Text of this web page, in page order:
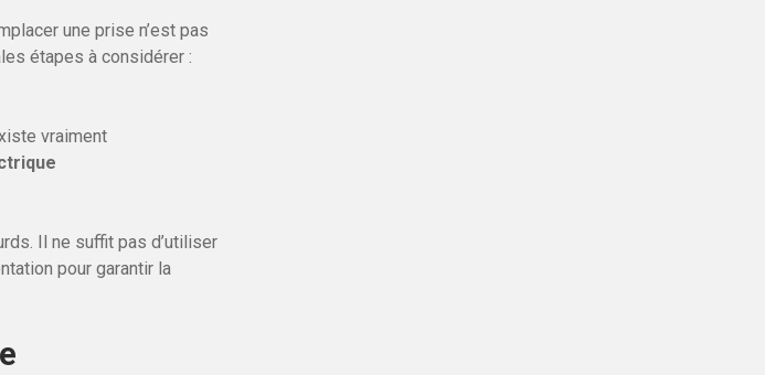
une prise n’est pas
étapes à considérer :
vraiment
Il ne suffit pas d’utiliser
pour garantir la